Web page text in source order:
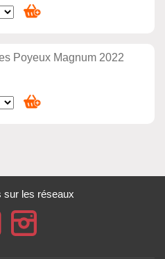
Poyeux Magnum 2022
sur les réseaux